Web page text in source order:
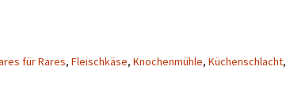
für Rares, Fleischkäse, Knochenmühle, Küchenschlacht,